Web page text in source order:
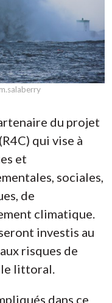
du projet
qui vise à
et
sociales,
de
climatique.
investis au
risques de
le littoral.
dans ce